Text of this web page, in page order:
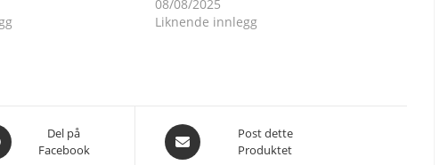
08/08/2025
Liknende innlegg
Del på
Facebook
Åpnes
i
Post dette
Produktet